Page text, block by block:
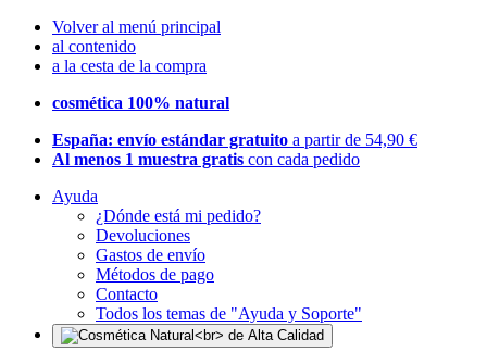
Volver al menú principal
al contenido
a la cesta de la compra
cosmética 100% natural
España: envío estándar gratuito a partir de 54,90 €
Al menos 1 muestra gratis con cada pedido
Ayuda
¿Dónde está mi pedido?
Devoluciones
Gastos de envío
Métodos de pago
Contacto
Todos los temas de "Ayuda y Soporte"